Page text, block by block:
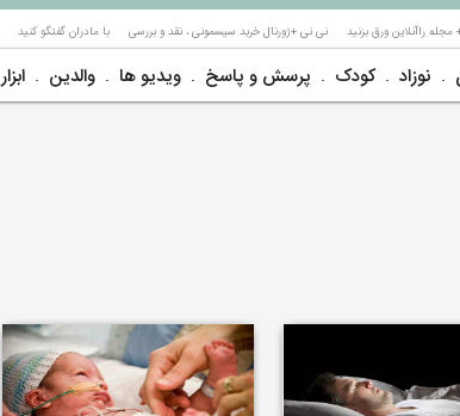
راآنلاین ورق بزنید نی نی +ژورنال خربد سیسمونی ، نقد و بررسی با مادران گفتگو کنید
نوزاد کودک پرسش و پاسخ ویدیو ها والدین ابزار